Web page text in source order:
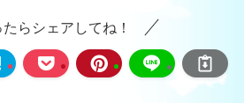
たらシェアしてね！